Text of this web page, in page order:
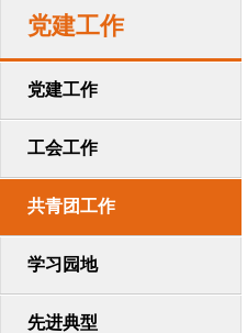
党建工作
党建工作
工会工作
共青团工作
学习园地
先进典型